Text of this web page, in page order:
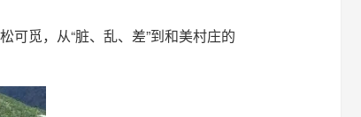
觅，从“脏、乱、差”到和美村庄的